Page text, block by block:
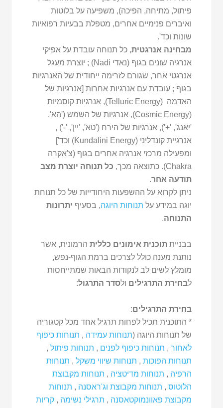
פיתול, מתיחה, הפיכה), משפיעה על בלוטות
ואיברים פנימיים אחרים, מטפלת בבעיות רפואיות
שונות וכד'.
מבחינה אנרגטית, כל תנוחה עובדת על אפיקי
אנרגיה שונים בגוף (נאדי Nadi) ; יוצרת מעגל
אנרגטי אחר, שגורם לזרימה ייחודית של האנרגיות
בגוף ; עובדת עם אנרגיות אחרות [אנרגיות של
האדמה (Telluric Energy), אנרגיות קוסמיות
(Cosmic Energy), אנרגיות של השמש ('הא',
'יאנג', '+'), אנרגיות של הירח ('טא', 'יין', '-') ,
אנרגיית קונדליני (Kundalini Energy) וכד']
ומפעילה מרכזי אנרגיה אחרים בגוף (צ'אקרה
Chakra). כתוצאה מכך,
כל תנוחה יוצרת מצב
תודעה אחר.
ניתן לקרוא על ההשפעות היחודייות של כל תנוחת
יוגה במידע על תנוחות היוגה, בסעיף יתרונות
התנוחה.
בבנייתתוכנית אימונים כללית הרמונית, אשר
נותנת מענה כולל לצרכים ברמת הגוף-נפש,
מומלץ לשים לב לנקודות הבאות שמתייחסות
לבחירת התרגילים ולסדר התרגול:
בחירת התרגילים:
* התוכנית תכיל לפחות תרגיל אחד מכל קטגוריה
של תנוחות היוגה (תנוחות עמידה , תנוחות כיפוף
לאחור , תנוחות כיפוף לפנים , תנוחות פיתול ,
תנוחות הפוכות , תנוחות שיווי משקל , תנוחות
הרפיה , תנוחות מדיטציה , תנוחות מקבוצת
הלוטוס , תנוחות מקבוצת וג'ראסנה , תנוחות
מקבוצת פאוונמוקטאסנה , תרגילי נשימה ,קריות